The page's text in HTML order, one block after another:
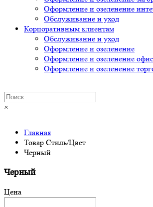
Оформление и озеленение
Обслуживание и уход
Корпоративным клиентам
Обслуживание и уход
Оформление и озеленение
Оформление и озеленение
Оформление и озеленение
×
Главная
Товар Стиль/Цвет
Черный
Черный
Цена